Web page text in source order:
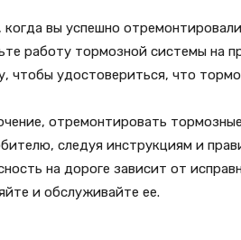
когда вы успешно
работу тормозной системы на
чтобы удостовериться, что
отремонтировать
следуя инструкциям и
на дороге зависит от
и обслуживайте ее.